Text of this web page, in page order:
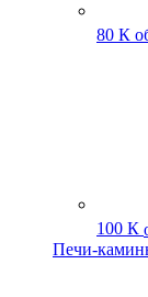
80 К
100 К
Печи-